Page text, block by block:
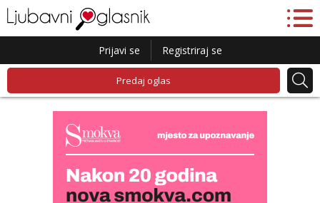
Prijavi se Registriraj se
Predaj oglas